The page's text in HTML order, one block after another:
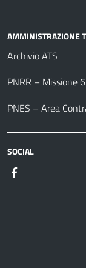
AMMINISTRAZIONE
Archivio ATS
PNRR – Missione
PNES – Area
SOCIAL